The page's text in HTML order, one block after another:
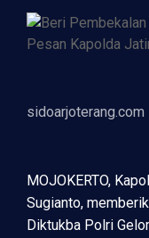
sidoarjoterang.com
MOJOKERTO,
Sugianto,
Diktukba Polri